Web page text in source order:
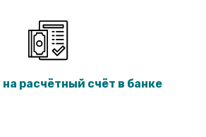
расчётный счёт в банке